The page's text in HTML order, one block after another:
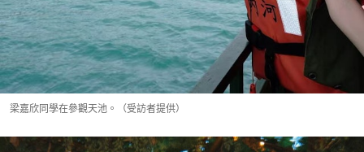
梁嘉欣同學在參觀天池。（受訪者提供）